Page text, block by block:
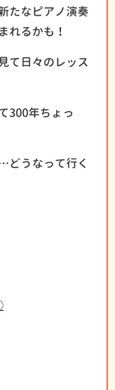
たなピアノ演奏
れるかも！
て日々のレッス
300年ちょっ
どうなって行く